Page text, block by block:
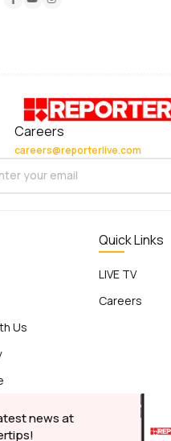
Careers
careers@reporterlive.com
Us
Quick Links
LIVE TV
Careers
news at